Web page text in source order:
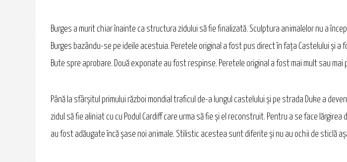
Burges a murit chiar înainte ca structura zidului să fie finalizată. Sculptura animalelor nu a
Burges bazându-se pe ideile acestuia. Peretele original a fost pus direct în fața Castelului și
Bute spre aprobare. Două exponate au fost respinse. Peretele original a fost mai mult sau mai
Până la sfârșitul primului război mondial traficul de-a lungul castelului și pe strada Duke a
zidul să fie aliniat cu cu Podul Cardiff care urma să fie şi el reconstruit. Pentru a se face
au fost adăugate încă șase noi animale. Stilistic acestea sunt diferite și nu au ochii de sticlă